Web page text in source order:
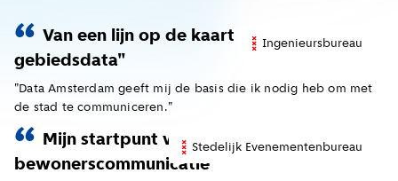
Ingenieursbureau
Van een lijn op de kaart naar complete
gebiedsdata"
"Data Amsterdam geeft mij de basis die ik nodig heb om met
de stad te communiceren."
Stedelijk Evenementenbureau
Mijn startpunt voor
bewonerscommunicatie"